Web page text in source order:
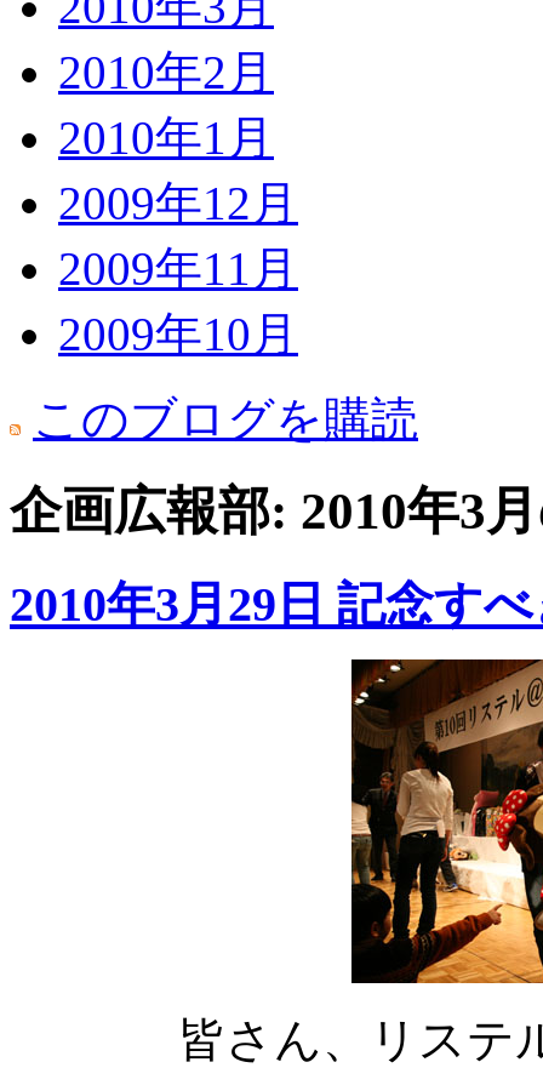
2010年2月
2010年1月
2009年12月
2009年11月
2009年10月
このブログを購読
企画広報部: 2010年3
2010年3月29日 記念す
皆さん、リステ